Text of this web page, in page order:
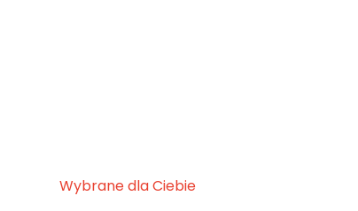
Wybrane dla Ciebie